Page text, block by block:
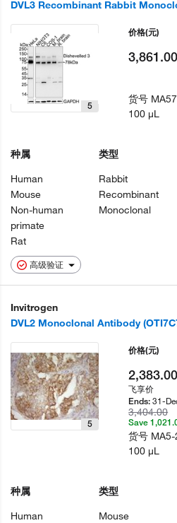
DVL3 Recombinant Rabbit
高级验证
5
种属
Human
Mouse
Non-human
primate
Rat
类型
Rabbit
Recombinant
Monoclonal
价格(元)
3,861.00
货号
100 µL
Invitrogen
DVL2 Monoclonal Antibody
5
种属
Human
类型
Mouse
价格(元)
2,383.00
飞享价
Ends:31-
3,404.00
Save
货号
100 µL